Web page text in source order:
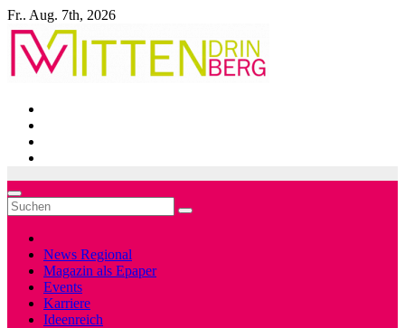
Zum
Inhalt
springen
Fr.. Aug. 7th, 2026
News Regional
Magazin als Epaper
Events
Karriere
Ideenreich